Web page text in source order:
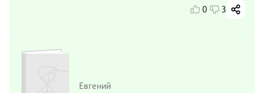
0 3
Евгений